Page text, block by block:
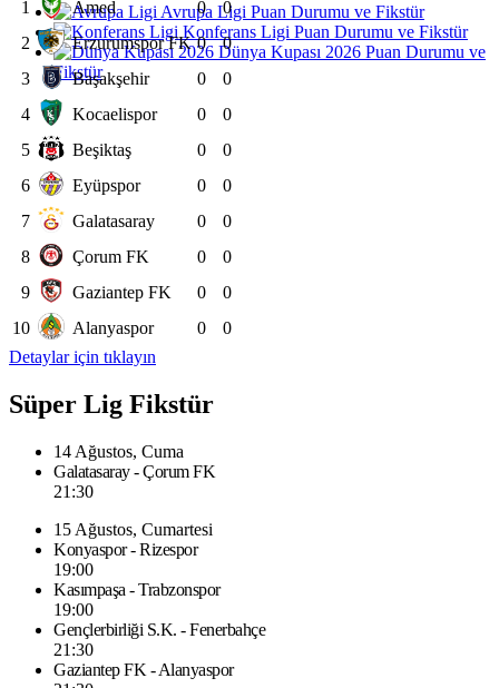
Avrupa Ligi Puan Durumu ve Fikstür
Konferans Ligi Puan Durumu ve Fikstür
Dünya Kupası 2026 Puan Durumu ve
Fikstür
1 Amed 0
0
2
Erzurumspor FK 0
0
3
Başakşehir 0
0
4
Kocaelispor 0
0
5
Beşiktaş 0
0
6
Eyüpspor 0
0
7
Galatasaray 0
0
8
Çorum FK 0
0
9
Gaziantep FK 0
0
10
Alanyaspor 0
0
Detaylar için tıklayın
Süper Lig Fikstür
14 Ağustos, Cuma
Galatasaray - Çorum FK
21:30
15 Ağustos, Cumartesi
Konyaspor - Rizespor
19:00
Kasımpaşa - Trabzonspor
19:00
Gençlerbirliği S.K. - Fenerbahçe
21:30
Gaziantep FK - Alanyaspor